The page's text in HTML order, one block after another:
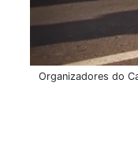
Organizadores do